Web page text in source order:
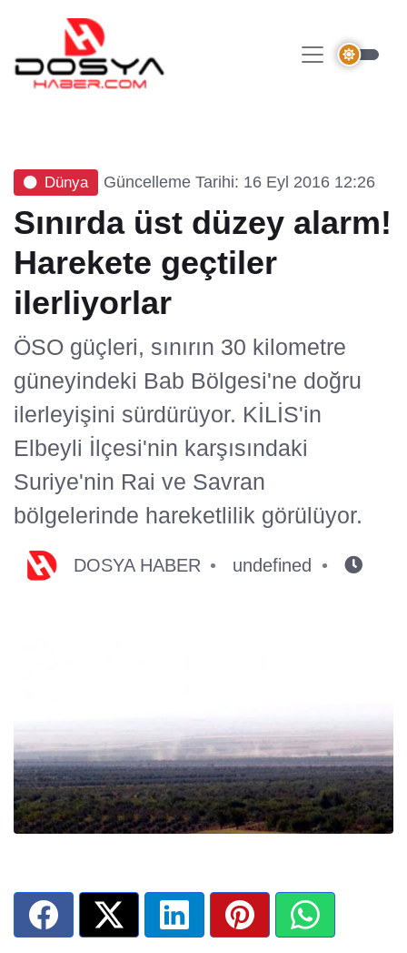
Dünya Güncelleme Tarihi: 16 Eyl 2016 12:26
Sınırda üst düzey alarm!
Harekete geçtiler
ilerliyorlar
ÖSO güçleri, sınırın 30 kilometre
güneyindeki Bab Bölgesi'ne doğru
ilerleyişini sürdürüyor. KİLİS'in
Elbeyli İlçesi'nin karşısındaki
Suriye'nin Rai ve Savran
bölgelerinde hareketlilik görülüyor.
DOSYA HABER undefined